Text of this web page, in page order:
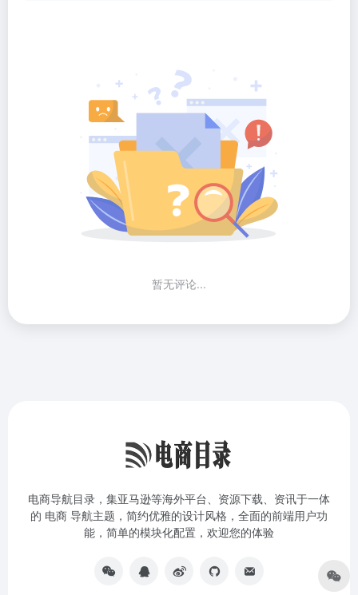
暂无评论...
电商导航目录，集亚马逊等海外平台、资源下载、资讯于一体
的 电商 导航主题，简约优雅的设计风格，全面的前端用户功
能，简单的模块化配置，欢迎您的体验